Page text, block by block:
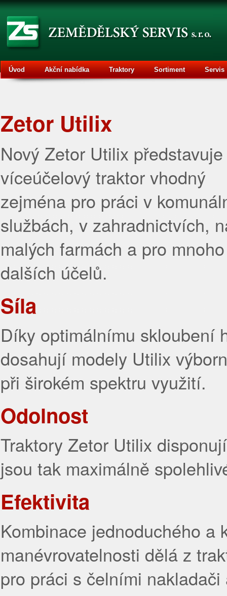
Úvod Akční nabídka Traktory Sortiment Servis
Zetor Utilix
Nový Zetor Utilix představuje
víceúčelový traktor vhodný
zejména pro práci v
službách, v zahradnictvích,
malých farmách a pro mnoho
dalších účelů.
Síla
Díky optimálnímu skloubení
dosahují modely Utilix
při širokém spektru využití.
Odolnost
Traktory Zetor Utilix
jsou tak maximálně
Efektivita
Kombinace jednoduchého a
manévrovatelnosti dělá z
pro práci s čelními